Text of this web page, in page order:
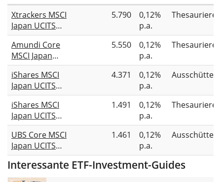
Xtrackers MSCI
Japan UCITS
ETF 1C
5.790
0,12%
p.a.
Amundi Core
MSCI Japan
UCITS ETF Acc
5.550
0,12%
p.a.
iShares MSCI
Japan UCITS
ETF (Dist)
4.371
0,12%
p.a.
iShares MSCI
Japan UCITS
ETF USD (Acc)
1.491
0,12%
p.a.
UBS Core MSCI
Japan UCITS
ETF JPY dis
1.461
0,12%
p.a.
Interessante ETF-Investment-Guides